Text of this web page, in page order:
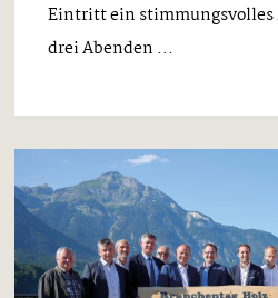
Eintritt ein stimmungsvolles
drei Abenden ...